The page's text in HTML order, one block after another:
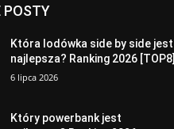
POSTY
Która lodówka side by side jest
najlepsza? Ranking 2026 [TOP8]
6 lipca 2026
Który powerbank jest